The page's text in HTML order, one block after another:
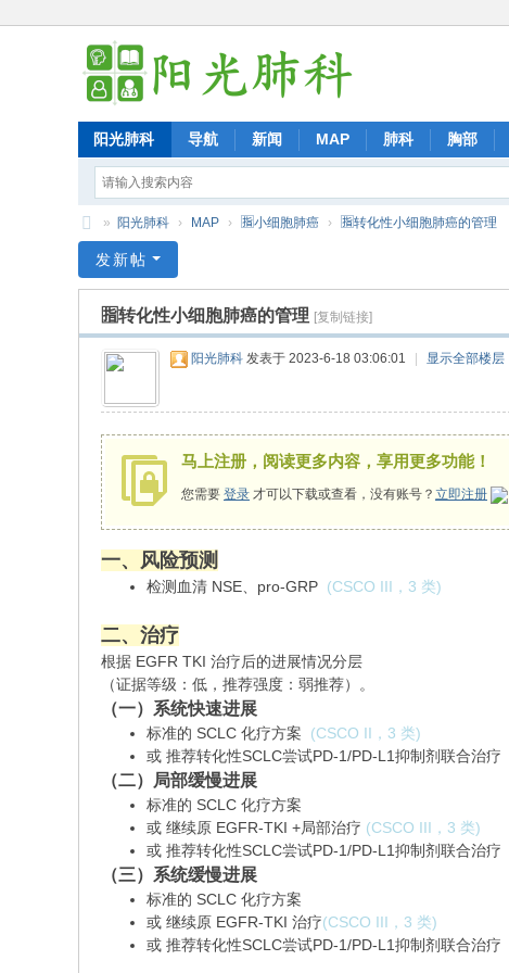
阳光肺科 导航 新闻 MAP 肺科 胸部
光
» 阳光肺科 › MAP › 🈯小细胞肺癌 › 🈯转化性小细胞肺癌的管理
发新帖
🈯转化性小细胞肺癌的管理 [复制链接]
阳光肺科 发表于 2023-6-18 03:06:01 显示全部楼层
马上注册，阅读更多内容，享用更多功能！
您需要 登录 才可以下载或查看，没有账号？ 立即注册
一、风险预测
检测血清 NSE、pro-GRP (CSCO III，3 类)
二、治疗
根据 EGFR TKI 治疗后的进展情况分层
（证据等级：低，推荐强度：弱推荐）。
（一）系统快速进展
标准的 SCLC 化疗方案 (CSCO II，3 类)
或 推荐转化性SCLC尝试PD-1/PD-L1抑制剂联合治疗
（二）局部缓慢进展
标准的 SCLC 化疗方案
或 继续原 EGFR-TKI +局部治疗 (CSCO III，3 类)
或 推荐转化性SCLC尝试PD-1/PD-L1抑制剂联合治疗
（三）系统缓慢进展
标准的 SCLC 化疗方案
或 继续原 EGFR-TKI 治疗(CSCO III，3 类)
或 推荐转化性SCLC尝试PD-1/PD-L1抑制剂联合治疗